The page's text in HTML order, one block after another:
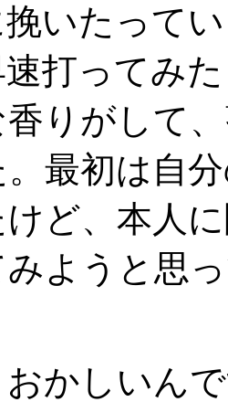
挽いたって
速打ってみ
りがして
最初は自
ど、本人
ようと思
おかしいん